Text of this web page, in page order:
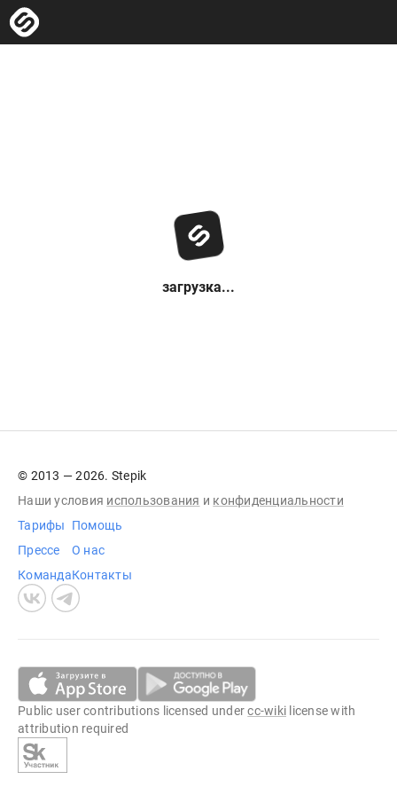
загрузка...
© 2013 — 2026. Stepik
Наши условия использования и конфиденциальности
Тарифы
Прессе
Команда
Помощь
О нас
Контакты
Public user contributions licensed undercc-wiki license with
attribution required